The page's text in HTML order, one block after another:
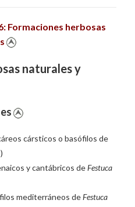
Formaciones herbosas
naturales y
cársticos o basófilos de
y cantábricos deFestuca
mediterráneos deFestuca